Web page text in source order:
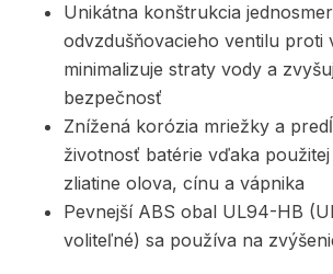
Unikátna konštrukcia
odvzdušňovacieho ventilu proti
minimalizuje straty vody a
bezpečnosť
Znížená korózia mriežky a
životnosť batérie vďaka
zliatine olova, cínu a vápnika
Pevnejší ABS obal UL94-HB
voliteľné) sa používa na